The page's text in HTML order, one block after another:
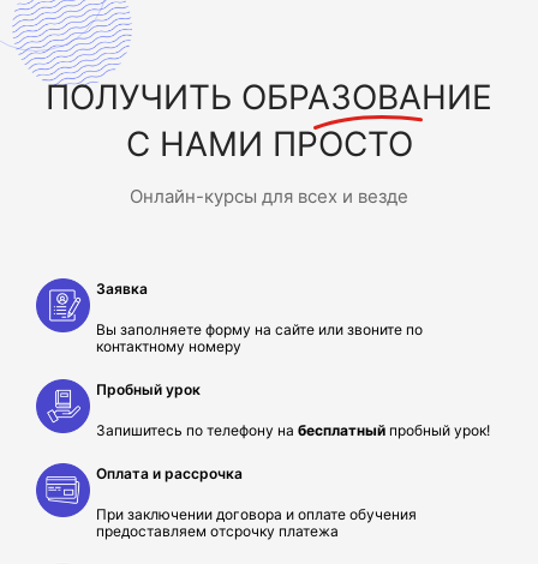
ПОЛУЧИТЬ ОБРАЗОВАНИЕ
С НАМИ ПРОСТО
Онлайн-курсы для всех и везде
Заявка
Вы заполняете форму на сайте или звоните по
контактному номеру
Пробный урок
Запишитесь по телефону на бесплатный пробный урок!
Оплата и рассрочка
При заключении договора и оплате обучения
предоставляем отсрочку платежа